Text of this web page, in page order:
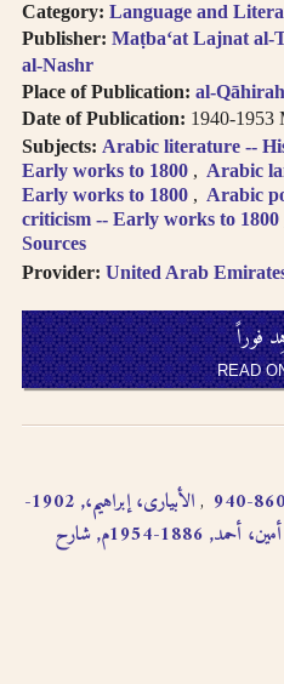
Category: Language and
Publisher: Maṭbaʻat Lajnat al-
al-Nashr
Place of Publication: al-Qāhirah
Date of Publication: 1940-1953
Subjects: Arabic literature --
Early works to 1800
Arabic
Early works to 1800
Arabic
criticism -- Early works to 1800
Sources
Provider: United Arab
فوراً
READ
الأبيارى، إبراهيم،, 1902-
أمين، أحمد, 1886-1954م, شارح